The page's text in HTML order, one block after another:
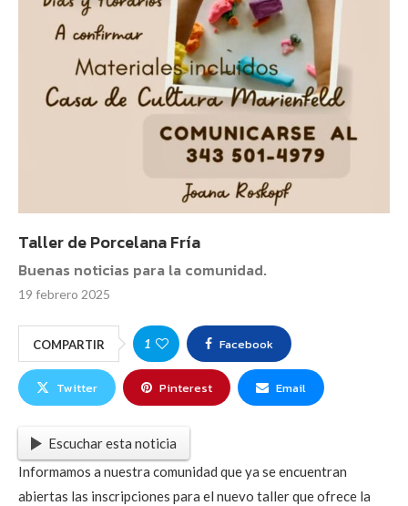
Taller de Porcelana Fría
Buenas noticias para la comunidad.
19 febrero 2025
COMPARTIR 1 Facebook
Twitter Pinterest Email
Escuchar esta noticia
Informamos a nuestra comunidad que ya se encuentran
abiertas las inscripciones para el nuevo taller que ofrece la